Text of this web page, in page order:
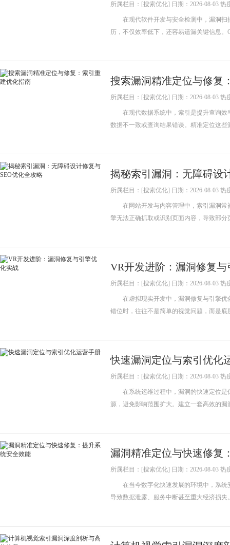
所属栏目：[搜索优化] 日期：2026-08-03 热
在现代软件开发与安全检测中，漏洞扫
历，不仅效率低下，还容易遗漏关键信息
搜索漏洞精准定位与修复
所属栏目：[搜索优化] 日期：2026-08-03 热
在现代数据系统中，索引是提升查询效
数据不一致或查询结果错误。精准定位这
揭秘索引漏洞：无障碍设
所属栏目：[搜索优化] 日期：2026-08-03 热
在网站开发与内容管理中，索引漏洞常
擎无法正确抓取或识别页面内容，导致部
VR开发进阶：漏洞修复
所属栏目：[搜索优化] 日期：2026-08-03 热
在虚拟现实开发中，漏洞修复与引擎优
错位时，往往不是简单的视觉问题，而是
快速漏洞定位与索引优化
所属栏目：[搜索优化] 日期：2026-08-03 热
在系统运维过程中，漏洞的快速定位是
源，避免影响范围扩大。建立一套高效的
漏洞精准定位与快速修复
所属栏目：[搜索优化] 日期：2026-08-03 热
在当今数字化快速发展的环境中，系统
导致数据泄露、服务中断甚至重大经济损